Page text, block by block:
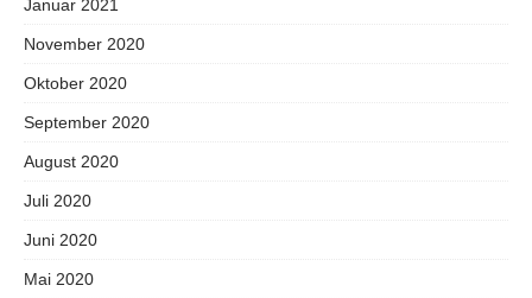
Januar 2021
November 2020
Oktober 2020
September 2020
August 2020
Juli 2020
Juni 2020
Mai 2020